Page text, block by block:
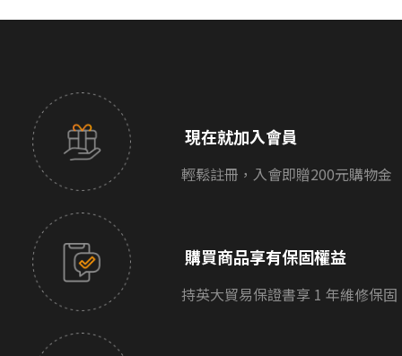
現在就加入會員
輕鬆註冊，入會即贈200元購物金
購買商品享有保固權益
持英大貿易保證書享 1 年維修保固